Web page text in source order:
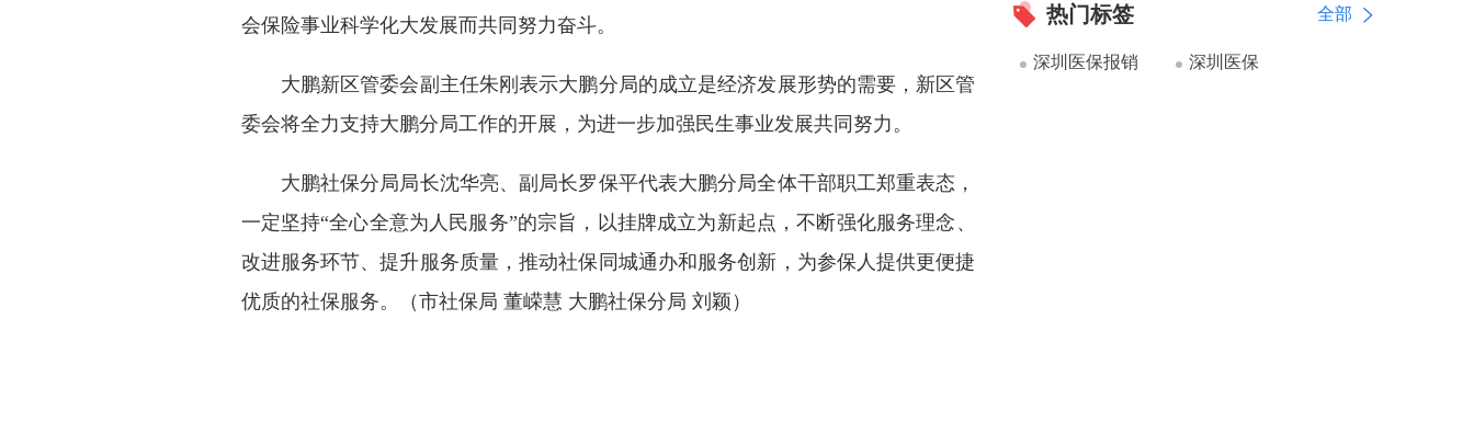
会保险事业科学化大发展而共同努力奋斗。
大鹏新区管委会副主任朱刚表示大鹏分局的成立是经济发展形势的需要，新区管
委会将全力支持大鹏分局工作的开展，为进一步加强民生事业发展共同努力。
大鹏社保分局局长沈华亮、副局长罗保平代表大鹏分局全体干部职工郑重表态，
一定坚持“全心全意为人民服务”的宗旨，以挂牌成立为新起点，不断强化服务理念、
改进服务环节、提升服务质量，推动社保同城通办和服务创新，为参保人提供更便捷
优质的社保服务。（市社保局 董嵘慧 大鹏社保分局 刘颖）
热门标签 全部
深圳医保报销 深圳医保